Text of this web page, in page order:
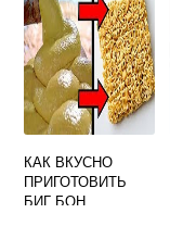
КАК ВКУСНО
ПРИГОТОВИТЬ
БИГ БОН